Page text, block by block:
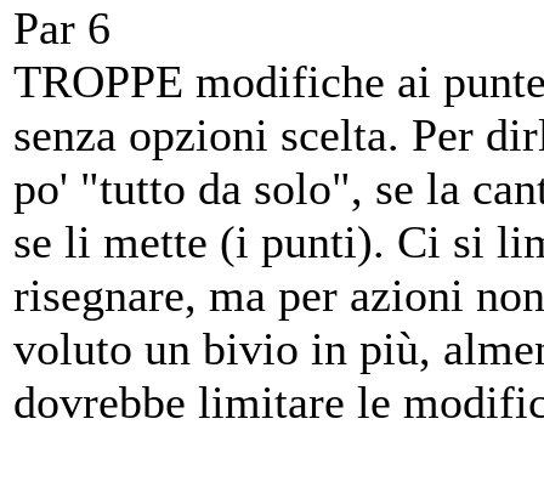
Par 6
TROPPE modifiche ai
senza opzioni scelta. Per
po' "tutto da solo", se la
se li mette (i punti). Ci si
risegnare, ma per azioni
voluto un bivio in più,
dovrebbe limitare le